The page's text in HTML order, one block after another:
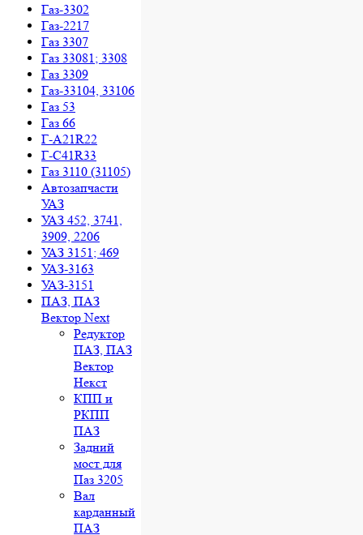
Газ-3302
Газ-2217
Газ 3307
Газ 33081; 3308
Газ 3309
Газ-33104, 33106
Газ 53
Газ 66
Г-A21R22
Г-C41R33
Газ 3110 (31105)
Автозапчасти
УАЗ
УАЗ 452, 3741,
3909, 2206
УАЗ 3151; 469
УАЗ-3163
УАЗ-3151
ПАЗ, ПАЗ
Вектор Next
Редуктор
ПАЗ, ПАЗ
Вектор
Некст
КПП и
РКПП
ПАЗ
Задний
мост для
Паз 3205
Вал
карданный
ПАЗ